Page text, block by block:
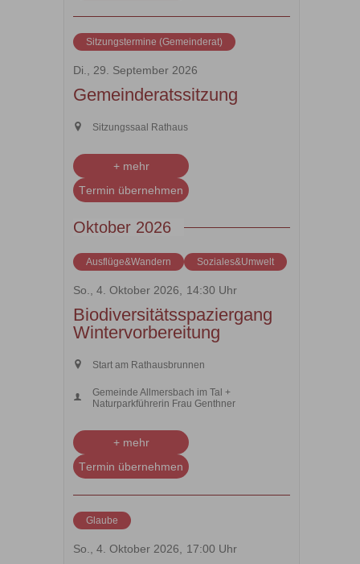
Di., 29. September 2026
Gemeinderatssitzung
Sitzungssaal Rathaus
+ mehr
Termin übernehmen
Sitzungstermine (Gemeinderat)
Oktober 2026
So., 4. Oktober 2026, 14:30 Uhr
Biodiversitätsspaziergang
Wintervorbereitung
Start am Rathausbrunnen
Gemeinde Allmersbach im Tal +
Naturparkführerin Frau Genthner
+ mehr
Termin übernehmen
Ausflüge&Wandern Soziales&Umwelt
So., 4. Oktober 2026, 17:00 Uhr
Glaube